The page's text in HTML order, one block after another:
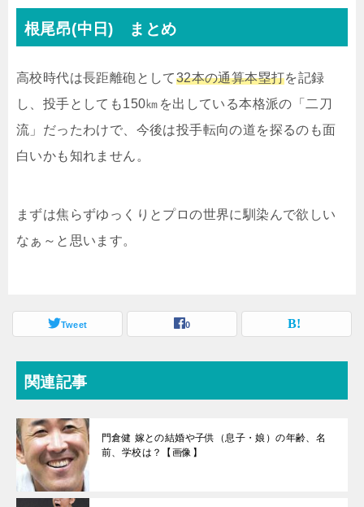
根尾昂(中日) まとめ
高校時代は長距離砲として32本の通算本塁打を記録
し、投手としても150㎞を出している本格派の「二刀
流」だったわけで、今後は投手転向の道を探るのも面
白いかも知れません。
まずは焦らずゆっくりとプロの世界に馴染んで欲しい
なぁ～と思います。
Tweet 0
関連記事
門倉健 嫁との結婚や子供（息子・娘）の年齢、名
前、学校は？【画像】